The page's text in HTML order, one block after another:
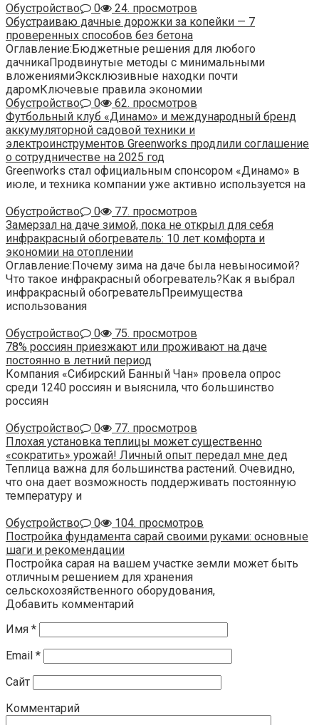
Обустройство
0
24. просмотров
Обустраиваю дачные дорожки за копейки — 7
проверенных способов без бетона
Оглавление:Бюджетные решения для любого
дачникаПродвинутые методы с минимальными
вложениямиЭксклюзивные находки почти
даромКлючевые правила экономии
Обустройство
0
62. просмотров
Футбольный клуб «Динамо» и международный бренд
аккумуляторной садовой техники и
электроинструментов Greenworks продлили соглашение
о сотрудничестве на 2025 год
Greenworks стал официальным спонсором «Динамо» в
июле, и техника компании уже активно используется на
Обустройство
0
77. просмотров
Замерзал на даче зимой, пока не открыл для себя
инфракрасный обогреватель: 10 лет комфорта и
экономии на отоплении
Оглавление:Почему зима на даче была невыносимой?
Что такое инфракрасный обогреватель?Как я выбрал
инфракрасный обогревательПреимущества
использования
Обустройство
0
75. просмотров
78% россиян приезжают или проживают на даче
постоянно в летний период
Компания «Сибирский Банный Чан» провела опрос
среди 1240 россиян и выяснила, что большинство
россиян
Обустройство
0
77. просмотров
Плохая установка теплицы может существенно
«сократить» урожай! Личный опыт передал мне дед
Теплица важна для большинства растений. Очевидно,
что она дает возможность поддерживать постоянную
температуру и
Обустройство
0
104. просмотров
Постройка фундамента сарай своими руками: основные
шаги и рекомендации
Постройка сарая на вашем участке земли может быть
отличным решением для хранения
сельскохозяйственного оборудования,
Добавить комментарий
Имя *
Email *
Сайт
Комментарий